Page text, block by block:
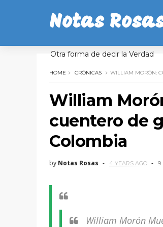
Notas
Otra forma de decir la Verdad
HOME CRÓNICAS WILLIAM MORÓN:
William
cuentero de
Colombia
by Notas Rosas 4 YEARS AGO 9
William Morón